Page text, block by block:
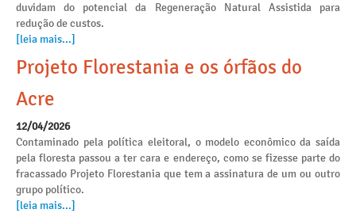
duvidam do potencial da Regeneração Natural Assistida para
redução de custos.
[leia mais...]
Projeto Florestania e os órfãos do
Acre
12/04/2026
Contaminado pela política eleitoral, o modelo econômico da saída
pela floresta passou a ter cara e endereço, como se fizesse parte do
fracassado Projeto Florestania que tem a assinatura de um ou outro
grupo político.
[leia mais...]